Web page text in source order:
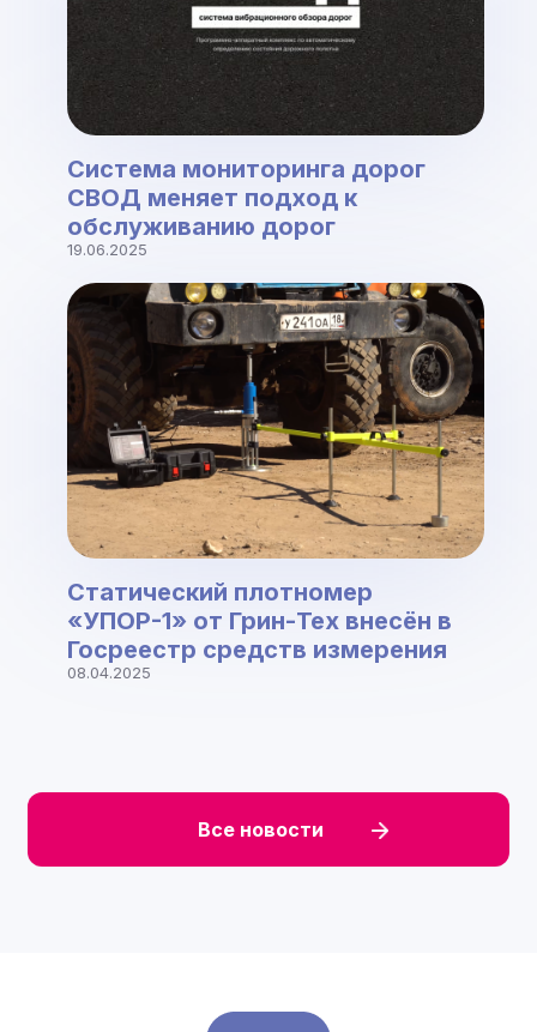
Система мониторинга дорог
СВОД меняет подход к
обслуживанию дорог
19.06.2025
Статический плотномер
«УПОР-1» от Грин-Тех внесён в
Госреестр средств измерения
08.04.2025
Все новости